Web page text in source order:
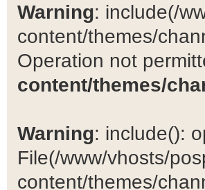
Warning: include(/
content/themes/
Operation not
content/themes/
Warning: include():
File(/www/vhosts/
content/themes/